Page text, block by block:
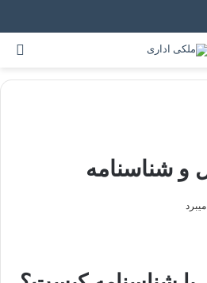
و شناسنامه